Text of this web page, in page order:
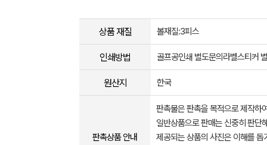
상품 재질 볼재질:3피스
인쇄방법 골프공인쇄 별도문의라벨스티커
원산지 한국
판촉상품 안내
판촉물은 판촉을 목적으로 제작하
일반상품으로 판매는 신중히 판단
제공되는 상품의 사진은 이해를